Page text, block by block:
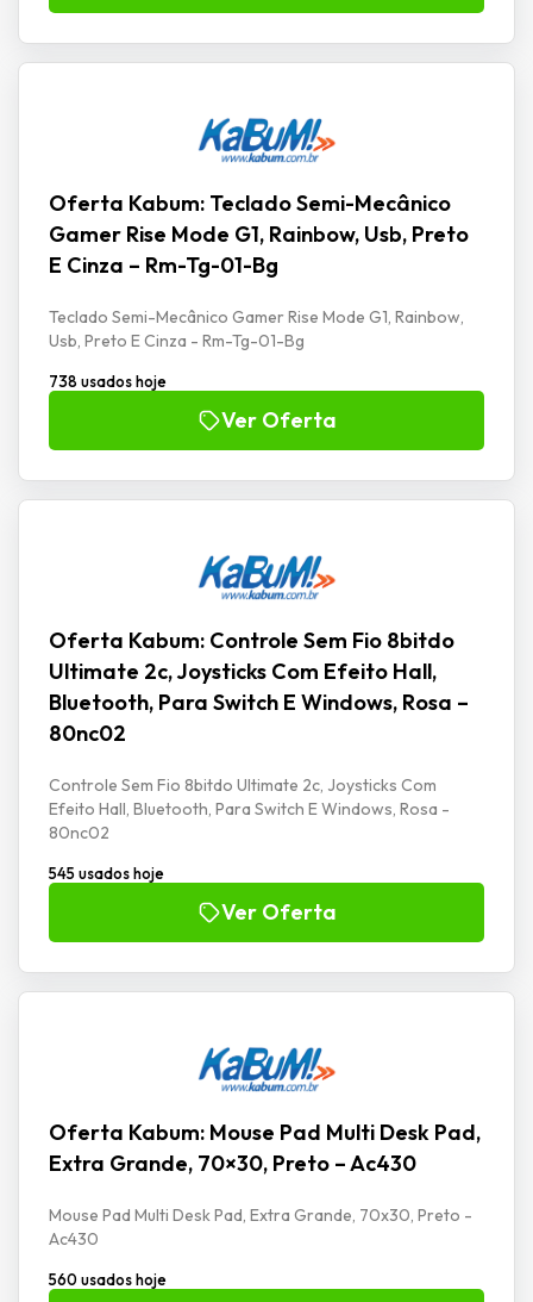
Oferta Kabum: Teclado Semi-Mecânico
Gamer Rise Mode G1, Rainbow, Usb, Preto
E Cinza – Rm-Tg-01-Bg
Teclado Semi-Mecânico Gamer Rise Mode G1, Rainbow,
Usb, Preto E Cinza - Rm-Tg-01-Bg
738 usados hoje
Ver Oferta
Oferta Kabum: Controle Sem Fio 8bitdo
Ultimate 2c, Joysticks Com Efeito Hall,
Bluetooth, Para Switch E Windows, Rosa –
80nc02
Controle Sem Fio 8bitdo Ultimate 2c, Joysticks Com
Efeito Hall, Bluetooth, Para Switch E Windows, Rosa -
80nc02
545 usados hoje
Ver Oferta
Oferta Kabum: Mouse Pad Multi Desk Pad,
Extra Grande, 70×30, Preto – Ac430
Mouse Pad Multi Desk Pad, Extra Grande, 70x30, Preto -
Ac430
560 usados hoje